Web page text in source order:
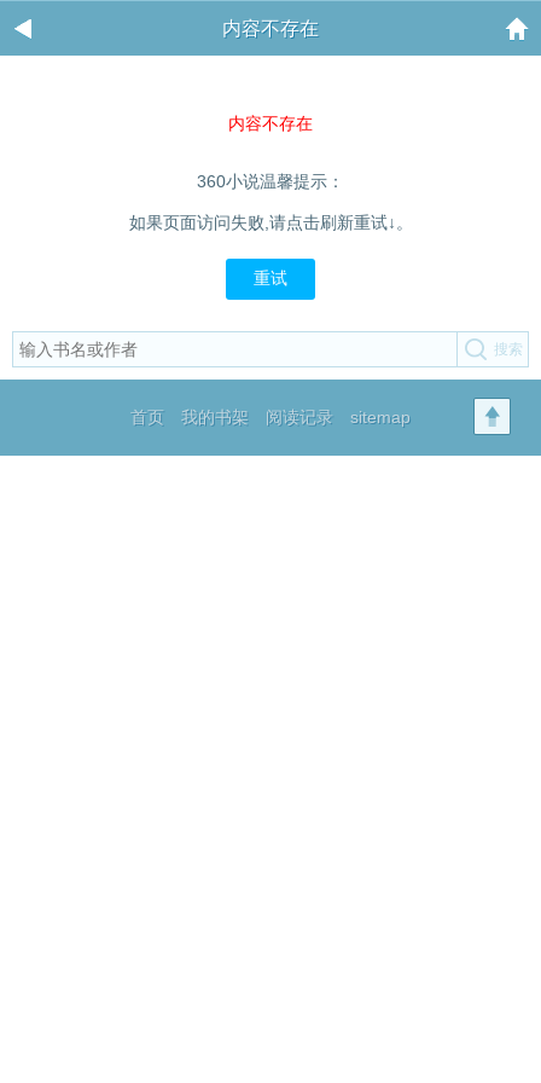
内容不存在
内容不存在
360小说温馨提示：
如果页面访问失败,请点击刷新重试↓。
重试
首页 我的书架 阅读记录 sitemap